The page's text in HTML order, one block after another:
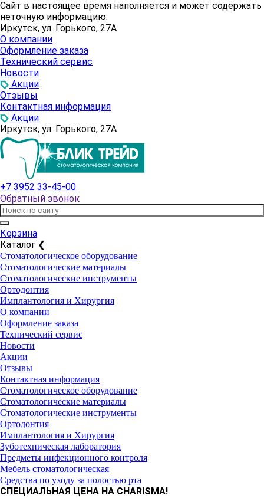
Сайт в настоящее время наполняется и может содержать
неточную информацию.
Иркутск, ул. Горького, 27А
О компании
Оформление заказа
Технический сервис
Новости
Акции
Отзывы
Контактная информация
Акции
Иркутск, ул. Горького, 27А
+7 3952 33-45-00
Обратный звонок
Корзина
Каталог ❮
Стоматологическое оборудование
Стоматологические материалы
Стоматологические инструменты
Ортодонтия
Имплантология и Хирургия
О компании
Оформление заказа
Технический сервис
Новости
Акции
Отзывы
Контактная информация
Стоматологическое оборудование
Стоматологические материалы
Стоматологические инструменты
Ортодонтия
Имплантология и Хирургия
Зуботехническая лаборатория
Предметы инфекционного контроля
Мебель стоматологическая
Средства по уходу за полостью рта
СПЕЦИАЛЬНАЯ ЦЕНА НА CHARISMA!